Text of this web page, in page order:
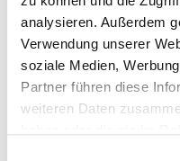
analysieren. Außerdem
Verwendung unserer
soziale Medien,
Partner führen diese
weiteren Daten
Weitere News
31.07.2026 | Jugend